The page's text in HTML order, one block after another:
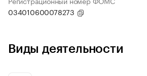
034010600078273
Виды деятельности